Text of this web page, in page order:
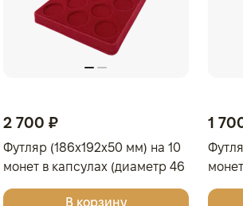
2 700 ₽
Футляр (186x192x50 мм) на 10
монет в капсулах (диаметр 46
мм), светло-бордовый
В корзину
1
мм),